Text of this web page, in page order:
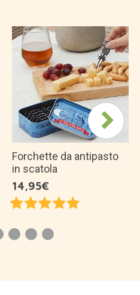
Forchette da antipasto
in scatola
14,95€